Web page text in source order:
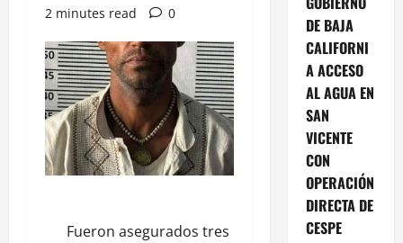
2 minutes read
0
Fueron asegurados tres
DE BAJA
CALIFORNI
A ACCESO
AL AGUA EN
SAN
VICENTE
CON
OPERACIÓN
DIRECTA DE
CESPE